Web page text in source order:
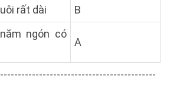
rất dài B
ngón có
A